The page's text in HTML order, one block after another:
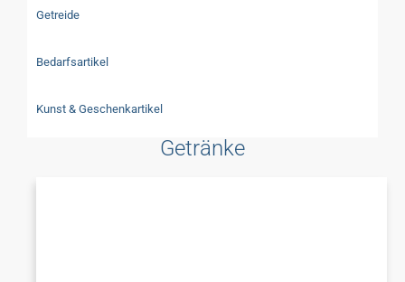
Getreide
Bedarfsartikel
Kunst & Geschenkartikel
Getränke